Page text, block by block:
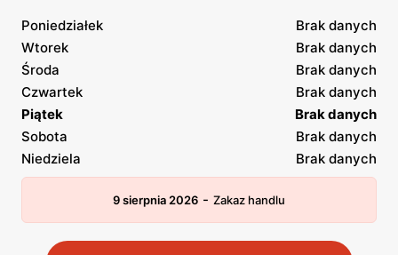
Poniedziałek
Brak danych
Wtorek
Brak danych
Środa
Brak danych
Czwartek
Brak danych
Piątek
Brak danych
Sobota
Brak danych
Niedziela
Brak danych
9 sierpnia 2026 - Zakaz handlu